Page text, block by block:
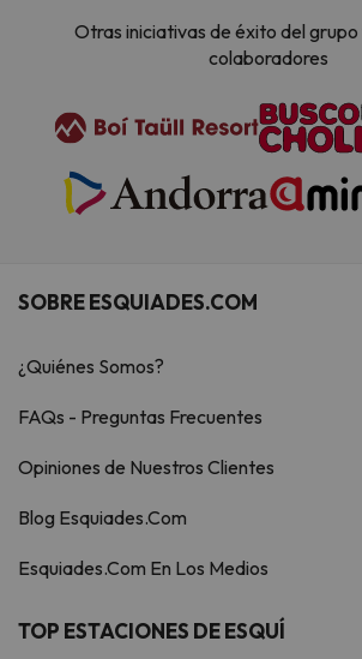
Otras iniciativas de éxito del grupo
colaboradores
SOBRE ESQUIADES.COM
¿Quiénes Somos?
FAQs - Preguntas Frecuentes
Opiniones de Nuestros Clientes
Blog Esquiades.Com
Esquiades.Com En Los Medios
TOP ESTACIONES DE ESQUÍ